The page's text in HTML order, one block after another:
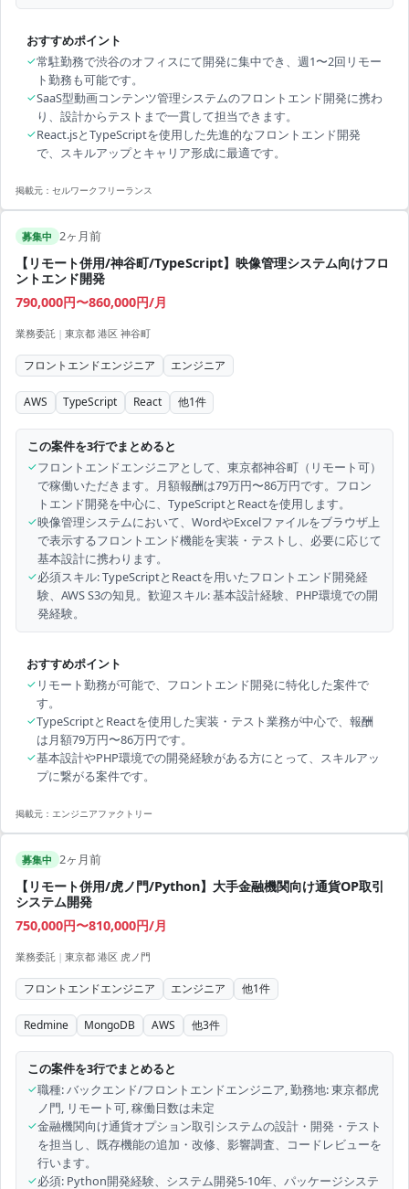
おすすめポイント
✓常駐勤務で渋谷のオフィスにて開発に集中でき、週1〜2回リモー
ト勤務も可能です。
✓SaaS型動画コンテンツ管理システムのフロントエンド開発に携わ
り、設計からテストまで一貫して担当できます。
✓React.jsとTypeScriptを使用した先進的なフロントエンド開発
で、スキルアップとキャリア形成に最適です。
掲載元： セルワークフリーランス
募集中 2ヶ月前
【リモート併用/神谷町/TypeScript】映像管理システム向けフロ
ントエンド開発
790,000円〜860,000円/月
業務委託 | 東京都 港区 神谷町
フロントエンドエンジニア エンジニア
AWS TypeScript React 他1件
この案件を3行でまとめると
✓フロントエンドエンジニアとして、東京都神谷町（リモート可）
で稼働いただきます。月額報酬は79万円〜86万円です。フロン
トエンド開発を中心に、TypeScriptとReactを使用します。
✓映像管理システムにおいて、WordやExcelファイルをブラウザ上
で表示するフロントエンド機能を実装・テストし、必要に応じて
基本設計に携わります。
✓必須スキル: TypeScriptとReactを用いたフロントエンド開発経
験、AWS S3の知見。歓迎スキル: 基本設計経験、PHP環境での開
発経験。
おすすめポイント
✓ リモート勤務が可能で、フロントエンド開発に特化した案件で
す。
✓TypeScriptとReactを使用した実装・テスト業務が中心で、報酬
は月額79万円〜86万円です。
✓基本設計やPHP環境での開発経験がある方にとって、スキルアッ
プに繋がる案件です。
掲載元： エンジニアファクトリー
募集中 2ヶ月前
【リモート併用/虎ノ門/Python】大手金融機関向け通貨OP取引
システム開発
750,000円〜810,000円/月
業務委託 | 東京都 港区 虎ノ門
フロントエンドエンジニア エンジニア 他1件
Redmine MongoDB AWS 他3件
この案件を3行でまとめると
✓職種: バックエンド/フロントエンドエンジニア, 勤務地: 東京都虎
ノ門, リモート可, 稼働日数は未定
✓金融機関向け通貨オプション取引システムの設計・開発・テスト
を担当し、既存機能の追加・改修、影響調査、コードレビューを
行います。
✓必須: Python開発経験、システム開発5-10年、パッケージシステ